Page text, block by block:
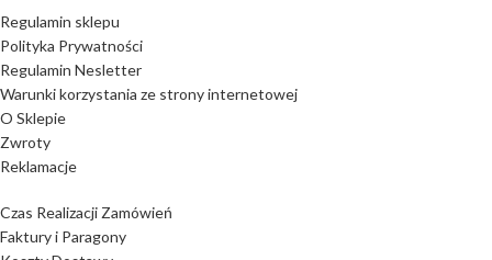
Regulamin sklepu
Polityka Prywatności
Regulamin Nesletter
Warunki korzystania ze strony internetowej
O Sklepie
Zwroty
Reklamacje
Czas Realizacji Zamówień
Faktury i Paragony